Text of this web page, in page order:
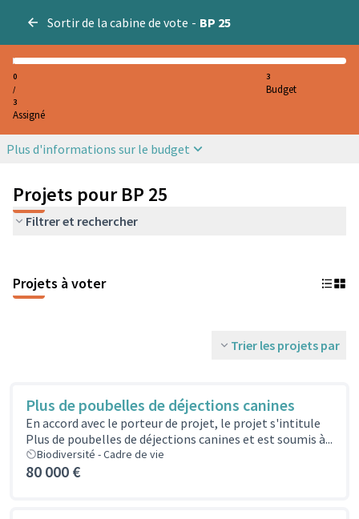
Sortir de la cabine de vote - BP 25
0
/
3
Assigné
3
Budget
Plus d'informations sur le budget
Projets pour BP 25
Filtrer et rechercher
Projets à voter
Trier les projets par
Plus de poubelles de déjections canines
En accord avec le porteur de projet, le projet s'intitule
Plus de poubelles de déjections canines et est soumis à...
Biodiversité - Cadre de vie
80 000 €